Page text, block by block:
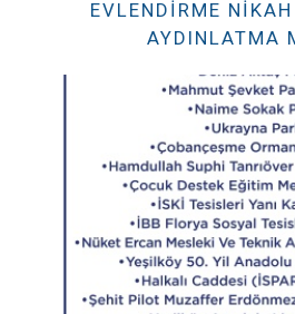
EVLENDIRME
AYDINLATMA